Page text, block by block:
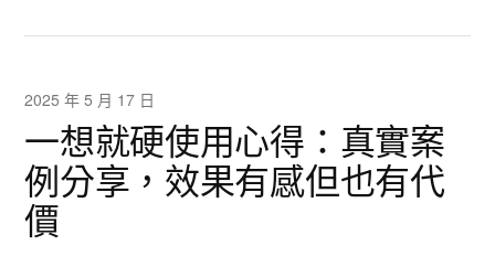
2025 年 5 月 17 日
一想就硬使用心得：真實案
例分享，效果有感但也有代
價